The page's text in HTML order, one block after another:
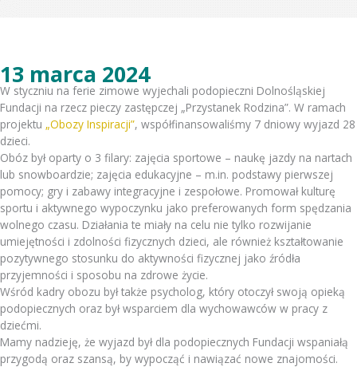
13 marca 2024
W styczniu na ferie zimowe wyjechali podopieczni Dolnośląskiej
Fundacji na rzecz pieczy zastępczej „Przystanek Rodzina”. W ramach
projektu „Obozy Inspiracji”, współfinansowaliśmy 7 dniowy wyjazd 28
dzieci.
Obóz był oparty o 3 filary: zajęcia sportowe – naukę jazdy na nartach
lub snowboardzie; zajęcia edukacyjne – m.in. podstawy pierwszej
pomocy; gry i zabawy integracyjne i zespołowe. Promował kulturę
sportu i aktywnego wypoczynku jako preferowanych form spędzania
wolnego czasu. Działania te miały na celu nie tylko rozwijanie
umiejętności i zdolności fizycznych dzieci, ale również kształtowanie
pozytywnego stosunku do aktywności fizycznej jako źródła
przyjemności i sposobu na zdrowe życie.
Wśród kadry obozu był także psycholog, który otoczył swoją opieką
podopiecznych oraz był wsparciem dla wychowawców w pracy z
dziećmi.
Mamy nadzieję, że wyjazd był dla podopiecznych Fundacji wspaniałą
przygodą oraz szansą, by wypocząć i nawiązać nowe znajomości.